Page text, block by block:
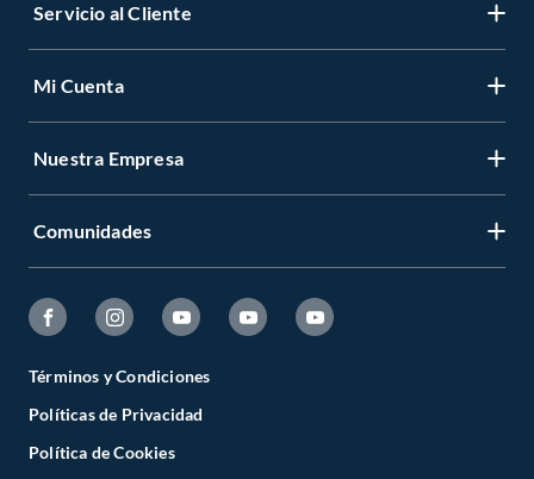
Servicio al Cliente
Mi Cuenta
Nuestra Empresa
Comunidades
Términos y Condiciones
Políticas de Privacidad
Política de Cookies